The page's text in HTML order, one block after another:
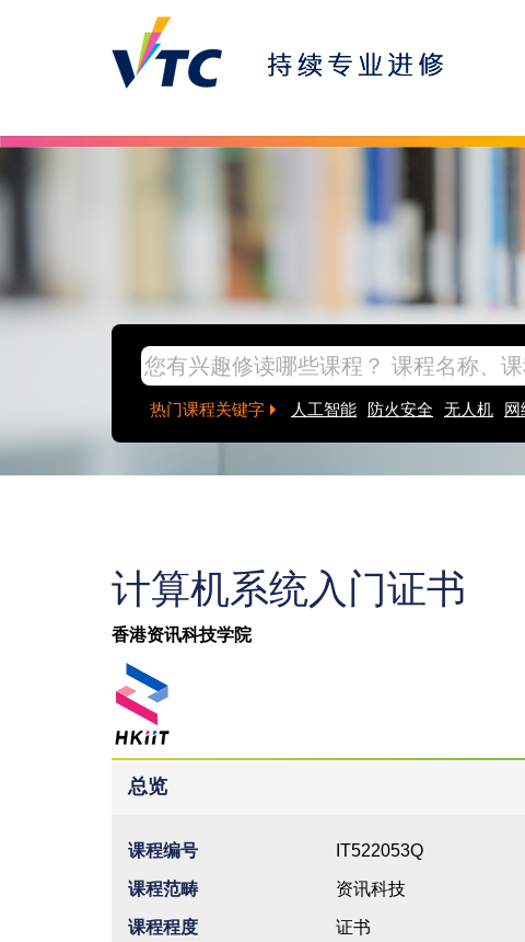
Skip to main content
热门课程关键字 人工智能 防火安全 无人机 网
计算机系统入门证书
香港资讯科技学院
总览
课程编号 IT522053Q
课程范畴 资讯科技
课程程度 证书